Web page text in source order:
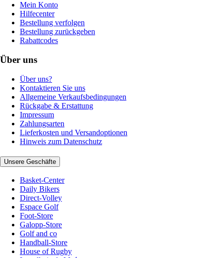
Mein Konto
Hilfecenter
Bestellung verfolgen
Bestellung zurückgeben
Rabattcodes
Über uns
Über uns?
Kontaktieren Sie uns
Allgemeine Verkaufsbedingungen
Rückgabe & Erstattung
Impressum
Zahlungsarten
Lieferkosten und Versandoptionen
Hinweis zum Datenschutz
Unsere Geschäfte
Basket-Center
Daily Bikers
Direct-Volley
Espace Golf
Foot-Store
Galopp-Store
Golf and co
Handball-Store
House of Rugby